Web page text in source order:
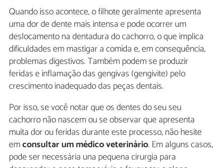
Quando isso acontece, o filhote geralmente apresenta
uma dor de dente mais intensa e pode ocorrer um
deslocamento na dentadura do cachorro, o que implica
dificuldades em mastigar a comida e, em consequência,
problemas digestivos. Também podem se produzir
feridas e inflamação das gengivas (gengivite) pelo
crescimento inadequado das peças dentais.
Por isso, se você notar que os dentes do seu seu
cachorro não nascem ou se observar que apresenta
muita dor ou feridas durante este processo, não hesite
emconsultar um médicoveterinário. Em alguns casos,
pode ser necessária una pequena cirurgia para